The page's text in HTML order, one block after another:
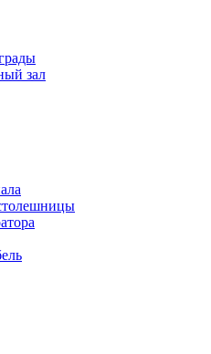
зал